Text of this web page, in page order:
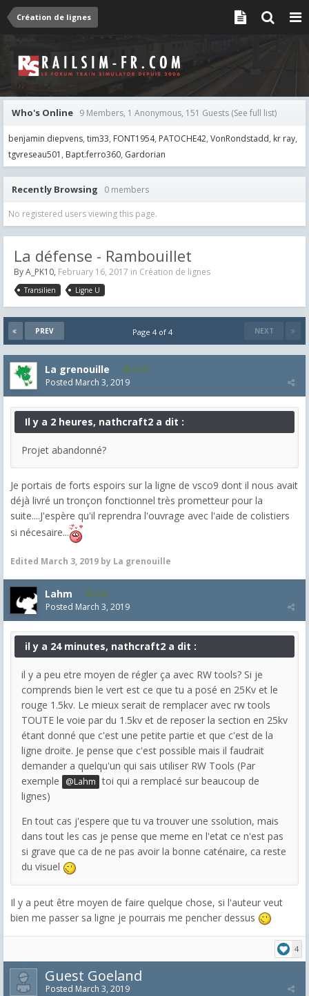
Création de lignes
Who's Online 9 Members, 1 Anonymous, 151 Guests (See full list)
benjamin diepvens tim33 FONT1954 PATOCHE42 VonRondstadd kr ray
tgvreseau501 Bapt.ferro360 Gardorian
Recently Browsing 0 members
No registered users viewing this page.
La défense - Rambouillet
ByA_PK10, February 16, 2017 in Création de lignes
Transilien Ligne U
PREV NEXT
Page 4 of 4
La grenouille 3,271
Posted March 3, 2019
Il y a 2 heures, nathcraft2 a dit :
Projet abandonné?
Je portais de forts espoirs sur la ligne de vsco9 dont il nous avait
déjà livré un tronçon fonctionnel très prometteur pour la
suite....J'espère qu'il reprendra l'ouvrage avec l'aide de colistiers
si nécesaire...
Edited March 3, 2019 by La grenouille
Lahm 540
Posted March 3, 2019
il y a 24 minutes, nathcraft2 a dit :
il y a peu etre moyen de régler ça avec RW tools? Si je
comprends bien le vert est ce que tu a posé en 25Kv et le
rouge 1.5kv. Le mieux serait de remplacer avec rw tools
TOUTE le voie par du 1.5kv et de reposer la section en 25kv
étant donné que c'est une petite partie et que c'est de la
ligne droite. Je pense que c'est possible mais il faudrait
demander a quelqu'un qui sais utiliser RW Tools (Par
exemple
@Lahm toi qui a remplacé sur beaucoup de
lignes)
En tout cas j'espere que tu va trouver une ssolution, mais
dans tout les cas je pense que meme en l'etat ce n'est pas
si grave que ca de ne pas avoir la bonne caténaire, ca reste
du visuel
Il y a peut être moyen de faire quelque chose, si l'auteur veut
bien me passer sa ligne je pourrais me pencher dessus
4
Guest Goeland
Posted March 3, 2019